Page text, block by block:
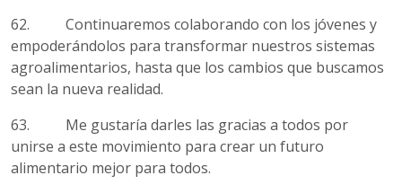
62. Continuaremos colaborando con los jóvenes y
empoderándolos para transformar nuestros sistemas
agroalimentarios, hasta que los cambios que buscamos
sean la nueva realidad.
63. Me gustaría darles las gracias a todos por
unirse a este movimiento para crear un futuro
alimentario mejor para todos.